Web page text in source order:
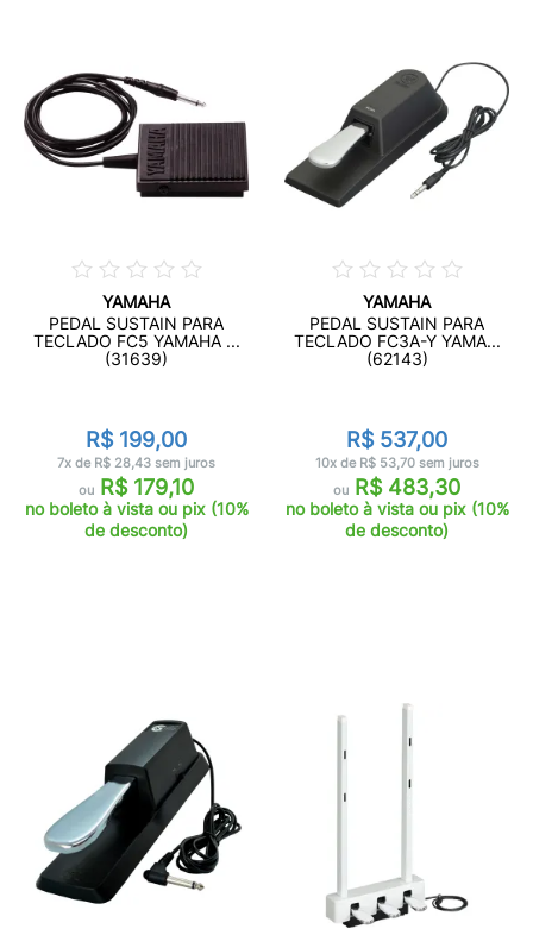
YAMAHA
PEDAL SUSTAIN PARA
TECLADO FC5 YAMAHA ...
(31639)
R$ 199,00
7x de R$ 28,43 sem juros
ou R$ 179,10
no boleto à vista ou pix (10%
de desconto)
YAMAHA
PEDAL SUSTAIN PARA
TECLADO FC3A-Y YAMA...
(62143)
R$ 537,00
10x de R$ 53,70 sem juros
ou R$ 483,30
no boleto à vista ou pix (10%
de desconto)